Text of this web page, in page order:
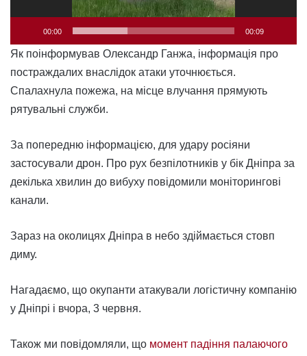
00:00 00:09
Як поінформував Олександр Ганжа, інформація про
постраждалих внаслідок атаки уточнюється.
Спалахнула пожежа, на місце влучання прямують
рятувальні служби.
За попередню інформацією, для удару росіяни
застосували дрон. Про рух безпілотників у бік Дніпра за
декілька хвилин до вибуху повідомили моніторингові
канали.
Зараз на околицях Дніпра в небо здіймається стовп
диму.
Нагадаємо, що окупанти атакували логістичну компанію
у Дніпрі і вчора, 3 червня.
Також ми повідомляли, що момент падіння палаючого